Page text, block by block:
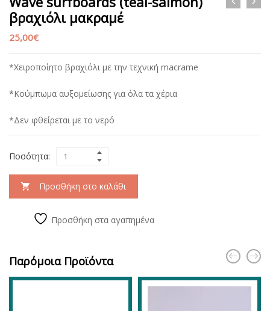
βραχιόλι μακραμέ
25,00€
*Χειροποίητο βραχιόλι με την τεχνική macrame
*Κούμπωμα αυξομείωσης για όλα τα χέρια
*Δεν φθείρεται με το νερό
Ποσότητα:
Προσθήκη στο καλάθι
Προσθήκη στα αγαπημένα
Παρόμοια Προϊόντα